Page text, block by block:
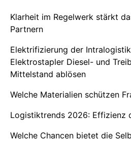
Klarheit im Regelwerk stärkt
Partnern
Elektrifizierung der
Elektrostapler Diesel- und
Mittelstand ablösen
Welche Materialien schützen
Logistiktrends 2026: Effizienz
Welche Chancen bietet die